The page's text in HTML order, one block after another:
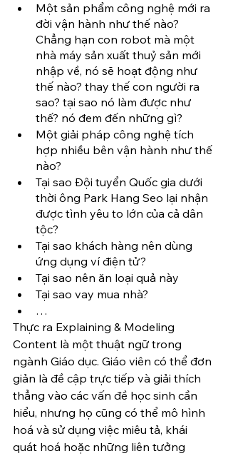
Một sản phẩm công nghệ mới ra
đời vận hành như thế nào?
Chẳng hạn con robot mà một
nhà máy sản xuất thuỷ sản mới
nhập về, nó sẽ hoạt động như
thế nào? thay thế con người ra
sao? tại sao nó làm được như
thế? nó đem đến những gì?
Một giải pháp công nghệ tích
hợp nhiều bên vận hành như thế
nào?
Tại sao Đội tuyển Quốc gia dưới
thời ông Park Hang Seo lại nhận
được tình yêu to lớn của cả dân
tộc?
Tại sao khách hàng nên dùng
ứng dụng ví điện tử?
Tại sao nên ăn loại quả này
Tại sao vay mua nhà?
…
Thực ra Explaining & Modeling
Content là một thuật ngữ trong
ngành Giáo dục. Giáo viên có thể đơn
giản là đề cập trực tiếp và giải thích
thẳng vào các vấn đề học sinh cần
hiểu, nhưng họ cũng có thể mô hình
hoá và sử dụng việc miêu tả, khái
quát hoá hoặc những liên tưởng